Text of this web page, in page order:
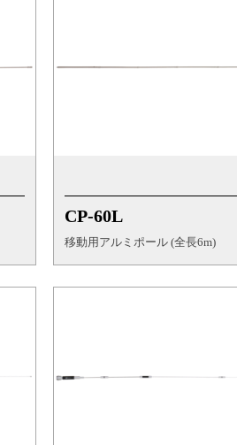
CP-60L
移動用アルミポール (全長6m)